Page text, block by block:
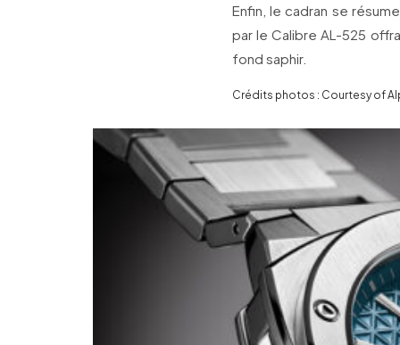
Enfin, le cadran se
par le Calibre AL-525
fond saphir.
Crédits photos : Courtesy of